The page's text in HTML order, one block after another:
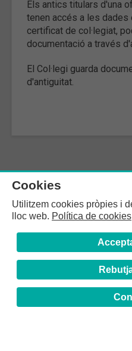
Els antics titulars d'una
tenen accés a les
certificat de col·legiat,
documentació a través
El Col·legi guarda
d'antiguitat.
Cookies
Utilitzem cookies pròpies i
lloc web. Política de cookies